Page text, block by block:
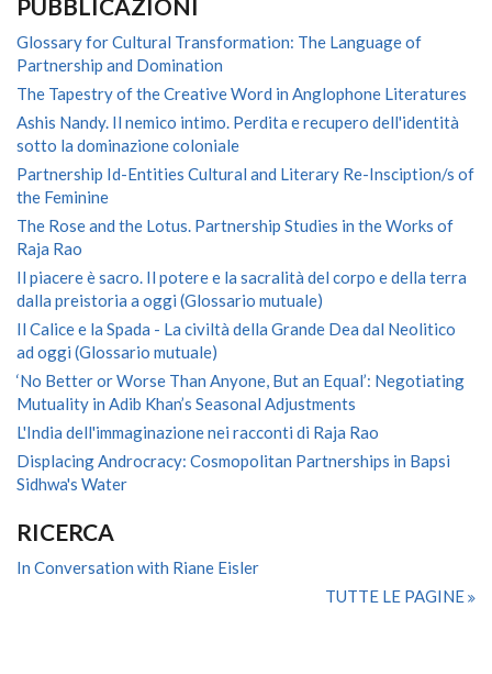
PUBBLICAZIONI
Glossary for Cultural Transformation: The Language of
Partnership and Domination
The Tapestry of the Creative Word in Anglophone Literatures
Ashis Nandy. Il nemico intimo. Perdita e recupero dell'identità
sotto la dominazione coloniale
Partnership Id-Entities Cultural and Literary Re-Insciption/s of
the Feminine
The Rose and the Lotus. Partnership Studies in the Works of
Raja Rao
Il piacere è sacro. Il potere e la sacralità del corpo e della terra
dalla preistoria a oggi (Glossario mutuale)
Il Calice e la Spada - La civiltà della Grande Dea dal Neolitico
ad oggi (Glossario mutuale)
‘No Better or Worse Than Anyone, But an Equal’: Negotiating
Mutuality in Adib Khan’s Seasonal Adjustments
L'India dell'immaginazione nei racconti di Raja Rao
Displacing Androcracy: Cosmopolitan Partnerships in Bapsi
Sidhwa's Water
RICERCA
In Conversation with Riane Eisler
TUTTE LE PAGINE